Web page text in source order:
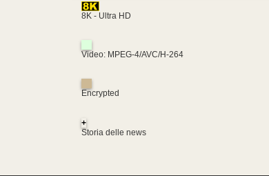
8K - Ultra HD
Video: MPEG-4/AVC/H-264
Encrypted
+
Storia delle news